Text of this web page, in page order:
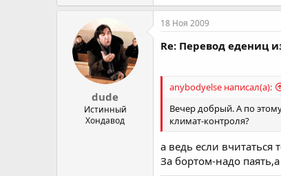
dude
Истинный
Хондавод
18 Ноя 2009
Re: Перевод едениц
anybodyelse написал(а):
Вечер добрый. А по
климат-контроля?
а ведь если вчитаться
За бортом-надо